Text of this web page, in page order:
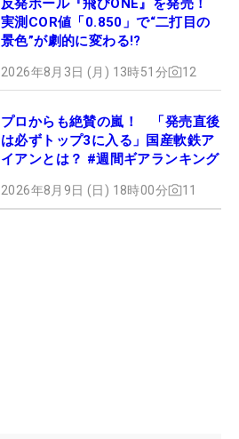
反発ボール『飛びONE』を発売！
実測COR値「0.850」で“二打目の
景色”が劇的に変わる!?
2026年8月3日 (月) 13時51分 12
プロからも絶賛の嵐！ 「発売直後
は必ずトップ3に入る」国産軟鉄ア
イアンとは？ #週間ギアランキング
2026年8月9日 (日) 18時00分 11